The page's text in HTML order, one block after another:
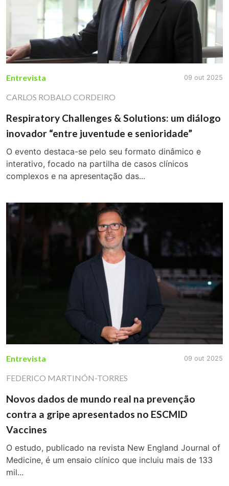
Entrevista 09 out 2025
CARLOS ROBALO CORDEIRO
Respiratory Challenges & Solutions: um diálogo
inovador “entre juventude e senioridade”
O evento destaca-se pelo seu formato dinâmico e
interativo, focado na partilha de casos clínicos
complexos e na apresentação das...
Entrevista 09 out 2025
FEDERICO MARTINÓN-TORRES
Novos dados de mundo real na prevenção
contra a gripe apresentados no ESCMID
Vaccines
O estudo, publicado na revista New England Journal of
Medicine, é um ensaio clínico que incluiu mais de 133
mil...